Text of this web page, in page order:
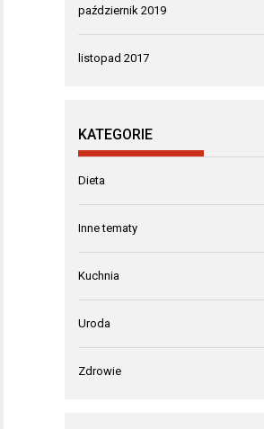
październik 2019
listopad 2017
KATEGORIE
Dieta
Inne tematy
Kuchnia
Uroda
Zdrowie